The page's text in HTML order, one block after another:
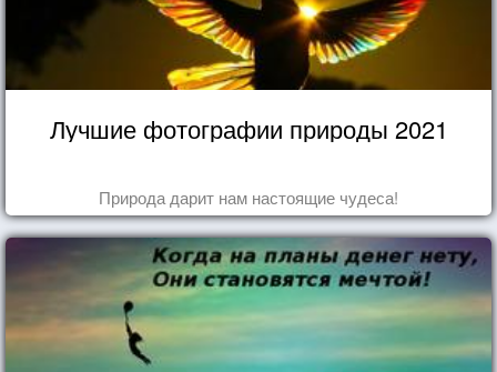
Лучшие фотографии природы 2021
Природа дарит нам настоящие чудеса!